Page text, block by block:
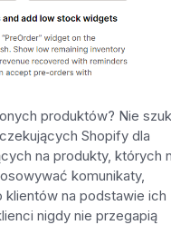
produktów? Nie
Shopify dla
na produkty, których
komunikaty,
na podstawie ich
nigdy nie przegapią